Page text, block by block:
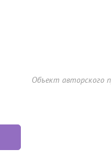
Объект авторского